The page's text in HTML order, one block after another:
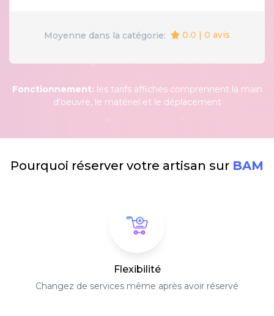
Moyenne dans la catégorie: 0.0 | 0 avis
Fonctionnement: les tarifs affichés comprennent la main
d'oeuvre, le matériel et le déplacement
Pourquoi réserver votre artisan sur BAM
Flexibilité
Changez de services même après avoir réservé